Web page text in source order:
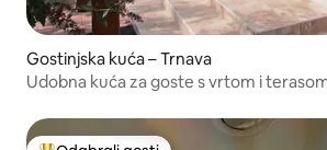
Gostinjska kuća – Trnava
Udobna kuća za goste s vrtom i